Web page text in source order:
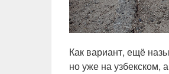
Как вариант, ещё
но уже на узбекском,